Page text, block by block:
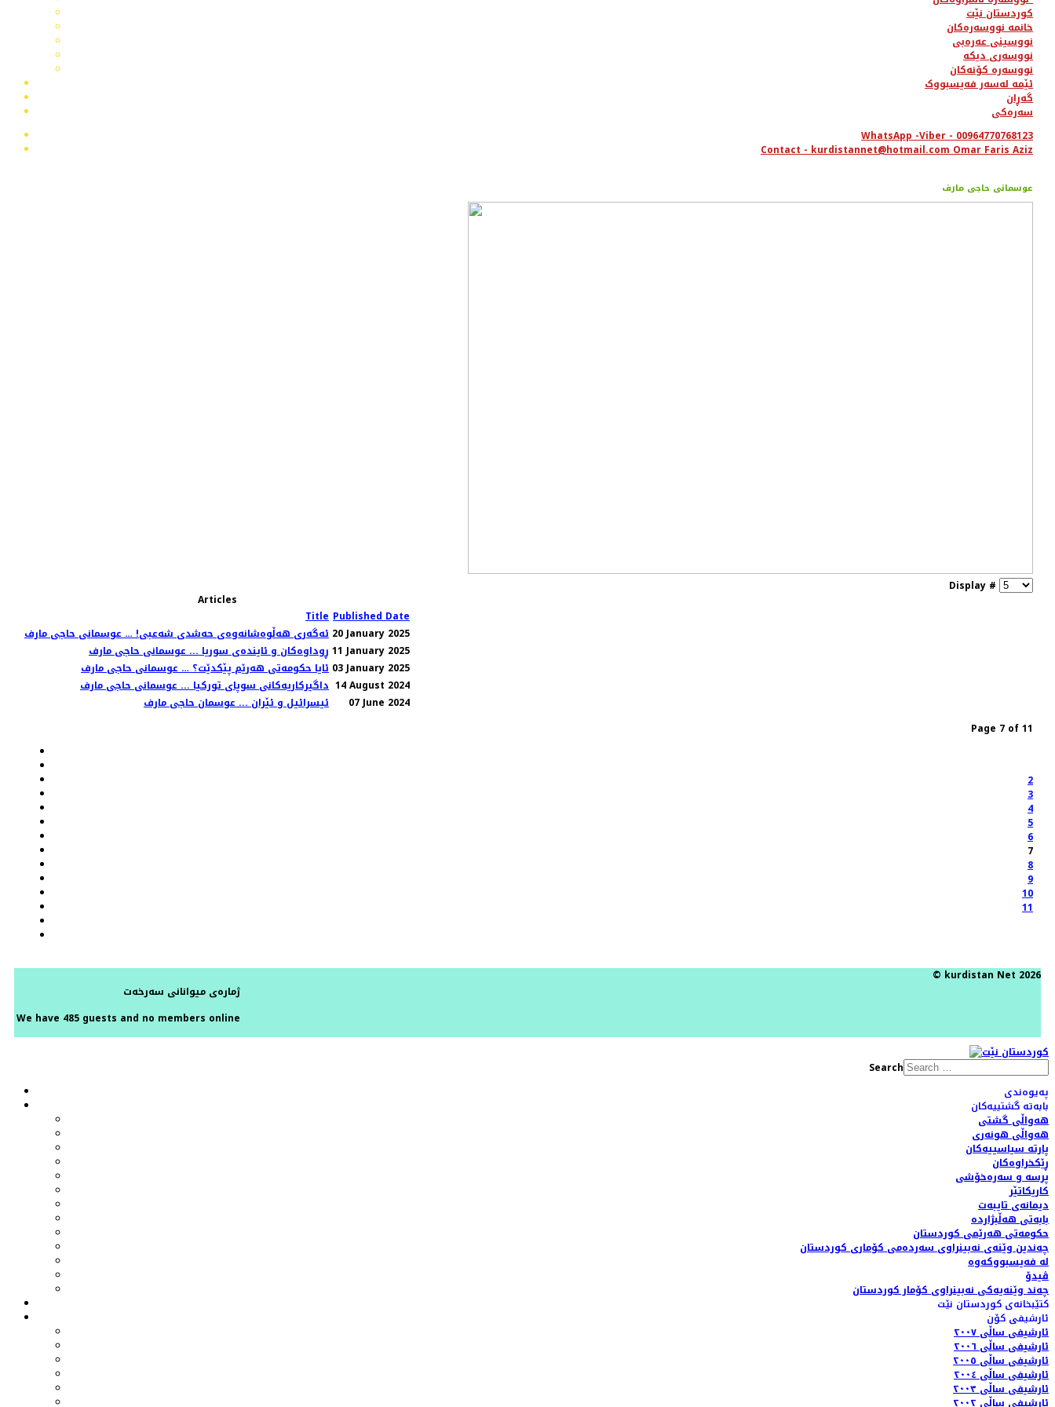
کوردستان نێت
خانمە نووسەرەکان
نووسینی عەرەبی
نووسەری دیکە
نووسەرە کۆنەکان
ئێمە لەسەر فەیسبووک
گەڕان
سەرەکی
WhatsApp -Viber - 00964770768123
Contact - kurdistannet@hotmail.com Omar Faris Aziz
عوسمانی حاجی مارف
Display #
Articles
Title Published Date
ئەگەری هەڵوەشانەوەی حەشدی شەعبی! … عوسمانی حاجی مارف 20 January 2025
ڕوداوەکان و ئایندەی سوریا ... عوسمانی حاجی مارف 11 January 2025
ئایا حکومەتی هەرێم پێکدێت؟ … عوسمانی حاجی مارف 03 January 2025
داگیرکاریەکانی سوپای تورکیا ... عوسمانی حاجی مارف 14 August 2024
ئیسرائیل و ئێران ... عوسمان حاجی مارف
07 June 2024
Page 7 of 11
2
3
4
5
6
7
8
9
10
11
© kurdistan Net 2026
ژمارەی میوانانی سەرخەت
We have 485 guests and no members online
Search
پەیوەندی
بابەتە گشتییەکان
هەواڵی گشتی
هەواڵی هونەری
پارتە سیاسییەکان
ڕێکخراوەکان
پرسە و سەرەخۆشی
کاریکاتێر
دیمانەی تایبەت
بابەتی هەڵبژاردە
حکومەتی هەرێمی کوردستان
چەندین وێنەی نەبینراوی سەردەمی کۆماری کوردستان
لە فەیسبووکەوە
ڤیدۆ
چەند وێنەیەکی نەبینراوی کۆمار کوردستان
کتێبخانەی کوردستان نێت
ئارشیفی کۆن
ئارشیفی ساڵی ٢٠٠٧
ئارشیفی ساڵی ٢٠٠٦
ئارشیفی ساڵی ٢٠٠٥
ئارشیفی ساڵی ٢٠٠٤
ئارشیفی ساڵی ٢٠٠٣
ئارشیفی ساڵی ٢٠٠٢